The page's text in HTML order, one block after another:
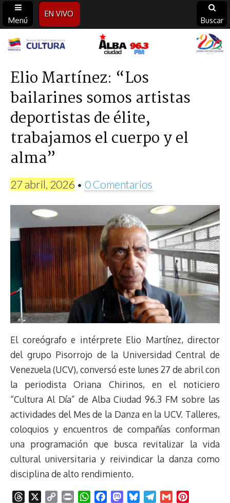
Menú
EN VIVO
Buscar
Alba
Ciudad
96.3
FM
Elio Martínez: “Los
bailarines somos artistas
deportistas de élite,
trabajamos el cuerpo y el
alma”
27 abril, 2026 • 0 Comentarios
El coreógrafo e intérprete Elio Martínez, director
del grupo Pisorrojo de la Universidad Central de
Venezuela (UCV), conversó este lunes 27 de abril con
la periodista Oriana Chirinos, en el noticiero
“Cultura Al Día” de Alba Ciudad 96.3 FM sobre las
actividades del Mes de la Danza en la UCV. Talleres,
coloquios y encuentros de compañías conforman
una programación que busca revitalizar la vida
cultural universitaria y reivindicar la danza como
disciplina de alto rendimiento.
W
M